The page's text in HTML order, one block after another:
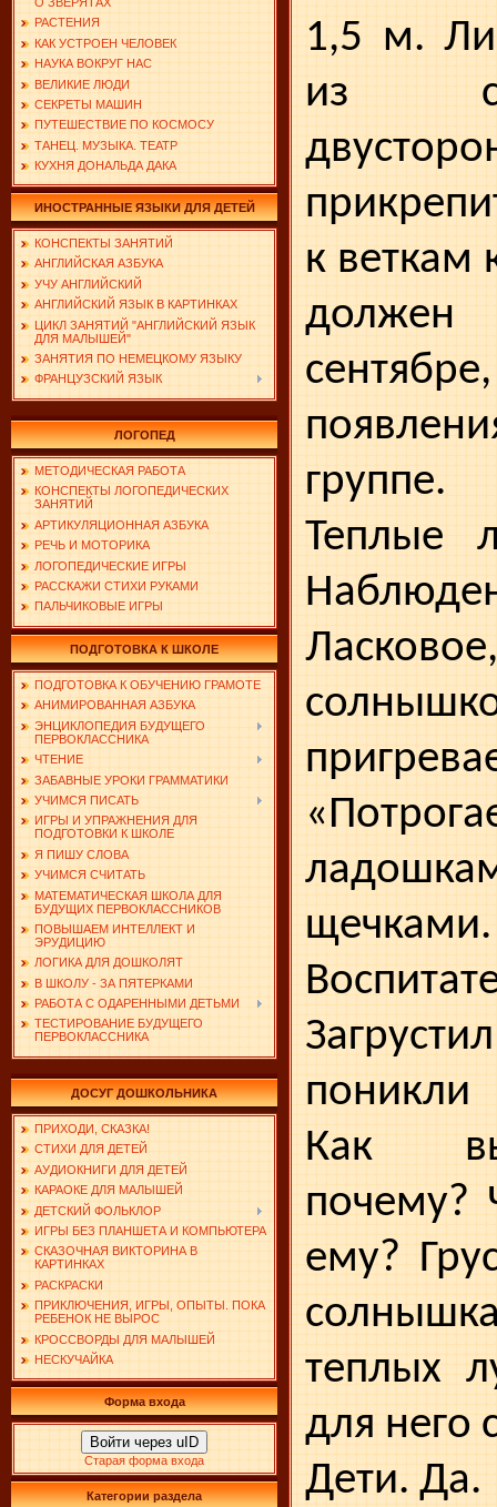
РАСТЕНИЯ
КАК УСТРОЕН ЧЕЛОВЕК
НАУКА ВОКРУГ НАС
ВЕЛИКИЕ ЛЮДИ
СЕКРЕТЫ МАШИН
ПУТЕШЕСТВИЕ ПО КОСМОСУ
ТАНЕЦ. МУЗЫКА. ТЕАТР
КУХНЯ ДОНАЛЬДА ДАКА
ИНОСТРАННЫЕ ЯЗЫКИ ДЛЯ ДЕТЕЙ
КОНСПЕКТЫ ЗАНЯТИЙ
АНГЛИЙСКАЯ АЗБУКА
УЧУ АНГЛИЙСКИЙ
АНГЛИЙСКИЙ ЯЗЫК В КАРТИНКАХ
ЦИКЛ ЗАНЯТИЙ "АНГЛИЙСКИЙ ЯЗЫК
ДЛЯ МАЛЫШЕЙ"
ЗАНЯТИЯ ПО НЕМЕЦКОМУ ЯЗЫКУ
ФРАНЦУЗСКИЙ ЯЗЫК
ЛОГОПЕД
МЕТОДИЧЕСКАЯ РАБОТА
КОНСПЕКТЫ ЛОГОПЕДИЧЕСКИХ
ЗАНЯТИЙ
АРТИКУЛЯЦИОННАЯ АЗБУКА
РЕЧЬ И МОТОРИКА
ЛОГОПЕДИЧЕСКИЕ ИГРЫ
РАССКАЖИ СТИХИ РУКАМИ
ПАЛЬЧИКОВЫЕ ИГРЫ
ПОДГОТОВКА К ШКОЛЕ
ПОДГОТОВКА К ОБУЧЕНИЮ ГРАМОТЕ
АНИМИРОВАННАЯ АЗБУКА
ЭНЦИКЛОПЕДИЯ БУДУЩЕГО
ПЕРВОКЛАССНИКА
ЧТЕНИЕ
ЗАБАВНЫЕ УРОКИ ГРАММАТИКИ
УЧИМСЯ ПИСАТЬ
ИГРЫ И УПРАЖНЕНИЯ ДЛЯ
ПОДГОТОВКИ К ШКОЛЕ
Я ПИШУ СЛОВА
УЧИМСЯ СЧИТАТЬ
МАТЕМАТИЧЕСКАЯ ШКОЛА ДЛЯ
БУДУЩИХ ПЕРВОКЛАССНИКОВ
ПОВЫШАЕМ ИНТЕЛЛЕКТ И
ЭРУДИЦИЮ
ЛОГИКА ДЛЯ ДОШКОЛЯТ
В ШКОЛУ - ЗА ПЯТЕРКАМИ
РАБОТА С ОДАРЕННЫМИ ДЕТЬМИ
ТЕСТИРОВАНИЕ БУДУЩЕГО
ПЕРВОКЛАССНИКА
ДОСУГ ДОШКОЛЬНИКА
ПРИХОДИ, СКАЗКА!
СТИХИ ДЛЯ ДЕТЕЙ
АУДИОКНИГИ ДЛЯ ДЕТЕЙ
КАРАОКЕ ДЛЯ МАЛЫШЕЙ
ДЕТСКИЙ ФОЛЬКЛОР
ИГРЫ БЕЗ ПЛАНШЕТА И КОМПЬЮТЕРА
СКАЗОЧНАЯ ВИКТОРИНА В
КАРТИНКАХ
РАСКРАСКИ
ПРИКЛЮЧЕНИЯ, ИГРЫ, ОПЫТЫ. ПОКА
РЕБЕНОК НЕ ВЫРОС
КРОССВОРДЫ ДЛЯ МАЛЫШЕЙ
НЕСКУЧАЙКА
Форма входа
Войти через uID
Старая форма входа
Категории раздела
1,5 м.
из
к веткам
должен
группе.
Теплые
щечками.
поникли
Как
почему?
ему?
теплых
для него
Дети. Да.